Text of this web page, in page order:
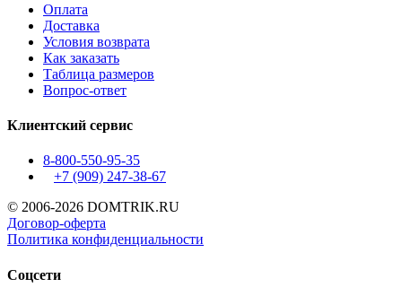
Оплата
Доставка
Условия возврата
Как заказать
Таблица размеров
Вопрос-ответ
Клиентский сервис
8-800-550-95-35
+7 (909) 247-38-67
© 2006-2026 DOMTRIK.RU
Договор-оферта
Политика конфиденциальности
Соцсети